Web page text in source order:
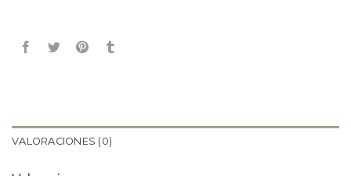
VALORACIONES (0)